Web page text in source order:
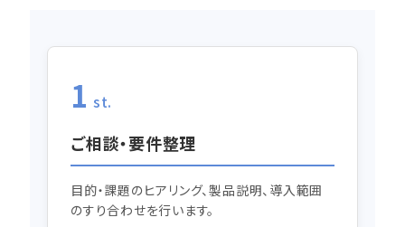
1 st.
ご相談・要件整理
目的・課題のヒアリング、製品説明、導入範囲
のすり合わせを行います。